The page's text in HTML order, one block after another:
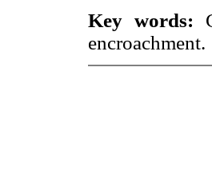
Key words:
encroachment.